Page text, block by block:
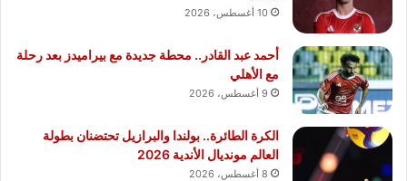
10 أغسطس، 2026
أحمد عبد القادر.. محطة جديدة مع بيراميدز بعد رحلة
مع الأهلي
9 أغسطس، 2026
الكرة الطائرة.. بولندا والبرازيل تحتضنان بطولة
العالم مونديال الأندية 2026
8 أغسطس، 2026